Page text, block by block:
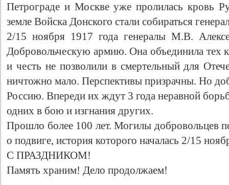
Петрограде и Москве уже пролилась кровь
земле Войска Донского стали собираться
2/15 ноября 1917 года генералы М.В.
Добровольческую армию. Она объединила тех
и честь не позволили в смертельный для
ничтожно мало. Перспективы призрачны. Но
Россию. Впереди их ждут 3 года неравной
одних в бою и изгнания других.
Прошло более 100 лет. Могилы добровольцев
о подвиге, история которого началась 2/15
С ПРАЗДНИКОМ!
Память храним! Дело продолжаем!